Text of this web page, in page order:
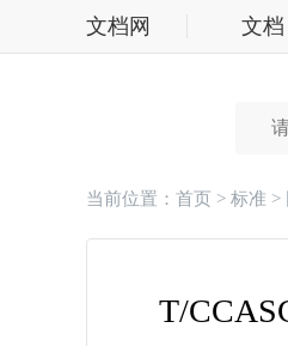
文档网 文档
当前位置： 首页 > 标准 >